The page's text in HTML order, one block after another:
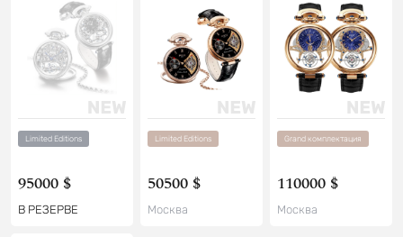
Limited Editions
95000 $
В РЕЗЕРВЕ
Limited Editions
50500 $
Москва
Grand комплектация
110000 $
Москва